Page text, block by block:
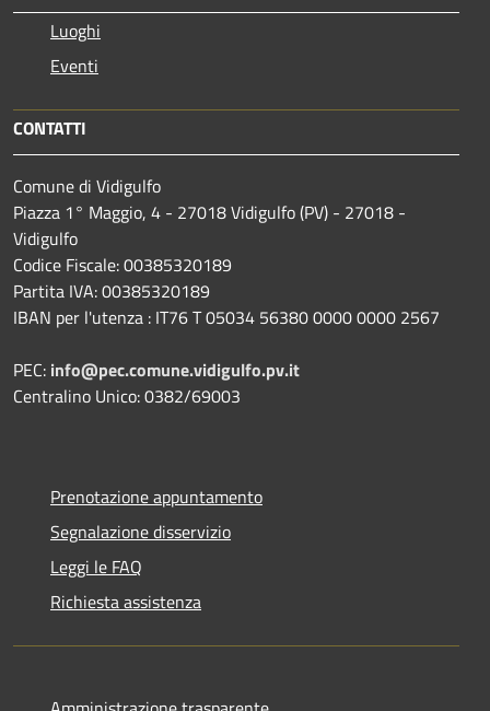
Luoghi
Eventi
CONTATTI
Comune di Vidigulfo
Piazza 1° Maggio, 4 - 27018 Vidigulfo (PV) - 27018 -
Vidigulfo
Codice Fiscale: 00385320189
Partita IVA: 00385320189
IBAN per l'utenza : IT76 T 05034 56380 0000 0000 2567
PEC: info@pec.comune.vidigulfo.pv.it
Centralino Unico: 0382/69003
Prenotazione appuntamento
Segnalazione disservizio
Leggi le FAQ
Richiesta assistenza